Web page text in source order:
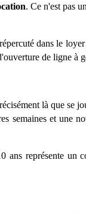
. Ce n'est pas
percuté dans le
de ligne à g
cisément là que se
semaines et une
ans représente un